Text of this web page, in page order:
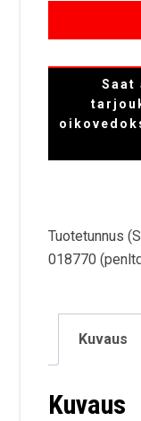
Saat
Tuotetunnus
018770
Kuvaus
Kuvaus